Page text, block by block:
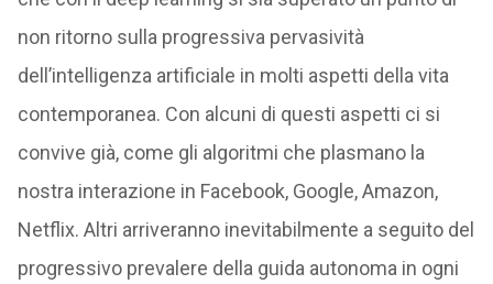
non ritorno sulla progressiva pervasività
dell’intelligenza artificiale in molti aspetti della vita
contemporanea. Con alcuni di questi aspetti ci si
convive già, come gli algoritmi che plasmano la
nostra interazione in Facebook, Google, Amazon,
Netflix. Altri arriveranno inevitabilmente a seguito del
progressivo prevalere della guida autonoma in ogni